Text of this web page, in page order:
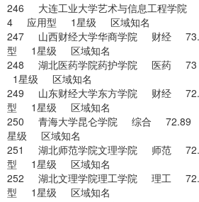
246 大连工业大学艺术与信息工程
4 应用型 1星级 区域知名
247 山西财经大学华商学院 财经
型 1星级 区域知名
248 湖北医药学院药护学院 医药
1星级 区域知名
249 山东财经大学东方学院 财经
型 1星级 区域知名
250 青海大学昆仑学院 综合
星级 区域知名
251 湖北师范学院文理学院 师范
型 1星级 区域知名
252 湖北文理学院理工学院 理工
型 1星级 区域知名